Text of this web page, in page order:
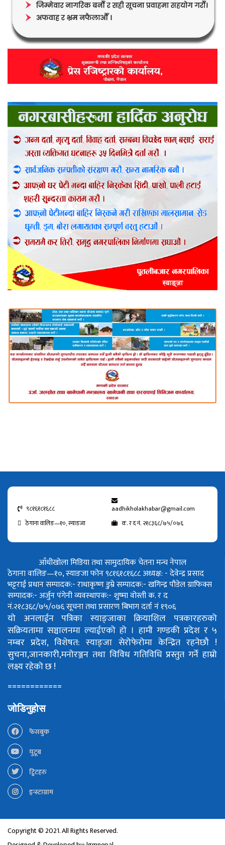
९८१६१८१६८८
aadhikholakhabar@gmail.com
ठेगाना वालिङ—१०, स्याङजा
क. र द नं. २१८३६८/७५/०७६
आँधीखोला मिडिया तथा सामुदायिक चेतना मन्च नेपाल
ठेगाना वालिङ—१०, स्याङजा फोन ९८१६१८१६८८अध्यक्ष: - देवेन्द्र प्रसाद
भट्टराईप्रधान सम्पादक:- राधाकृष्ण डुम्रेसम्पादक:- खगिन्द्र पौडेलग्राफिक्स
सम्पादक:- अर्जुन पंगेनीव्यवस्थापक:- शुष्मा वोस्तीक. र द
नं.२१८३६८/७५/०७६सूचना तथा प्रसारण बिभाग दर्ता नं १९०६
यो अनलाईन पत्रिका स्याङ्जाका क्रियाशिल पत्रकारहरुको
सक्रियतामा सञ्चालनमा ल्याईएको हो । हामी गण्डकी प्रदेश र ५
नम्बर प्रदेश, विशेषत: स्याङ्जा सेरोफेरोमा केन्द्रित रहनेछौ !
सुचना,जानकारी,मनोरञ्जन तथा विविध गतिविधि प्रस्तुत गर्ने हाम्रो
लक्ष्य रहेको छ !
============
जोडिनुहोस
फेसबुक
युटूब
ट्विटहरु
इन्स्टाग्राम
Copyright © 2021. All Rights Reserved.